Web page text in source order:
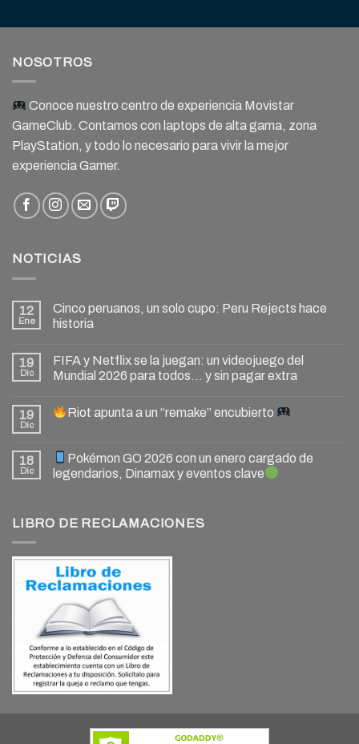
NOSOTROS
Conoce nuestro centro de experiencia Movistar
GameClub. Contamos con laptops de alta gama, zona
PlayStation, y todo lo necesario para vivir la mejor
experiencia Gamer.
NOTICIAS
12
Ene
Cinco peruanos, un solo cupo: Peru Rejects hace
historia
19
Dic
FIFA y Netflix se la juegan: un videojuego del
Mundial 2026 para todos… y sin pagar extra
19
Dic
Riot apunta a un “remake” encubierto
18
Dic
Pokémon GO 2026 con un enero cargado de
legendarios, Dinamax y eventos clave
LIBRO DE RECLAMACIONES